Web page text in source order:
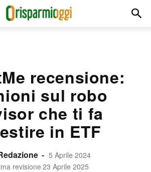
recensione:
sul robo
che ti fa
in ETF
- 5 Aprile 2024
revisione23 Aprile 2025